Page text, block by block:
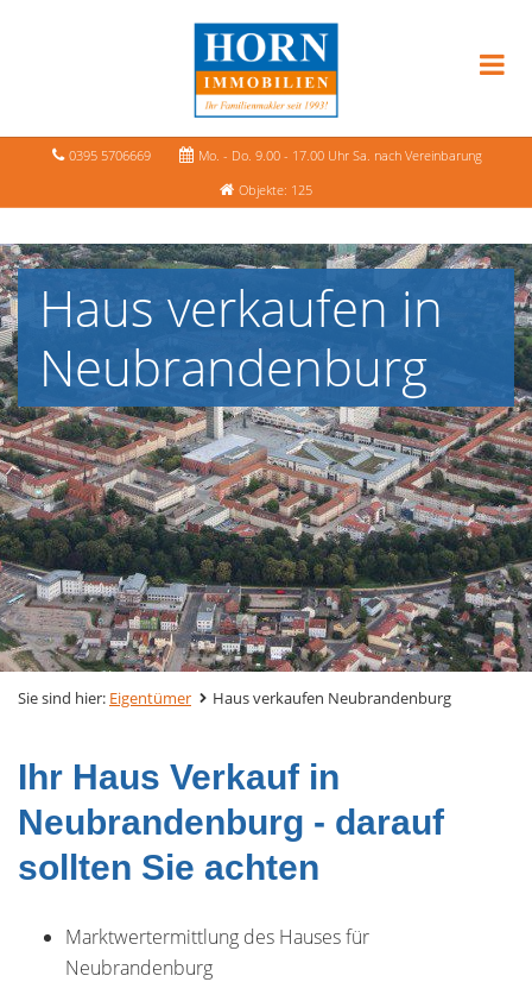
0395 5706669
Mo. - Do. 9.00 - 17.00 Uhr Sa. nach Vereinbarung
Objekte: 125
Haus verkaufen in
Neubrandenburg
Sie sind hier: Eigentümer Haus verkaufen Neubrandenburg
Ihr Haus Verkauf in
Neubrandenburg - darauf
sollten Sie achten
Marktwertermittlung des Hauses für
Neubrandenburg